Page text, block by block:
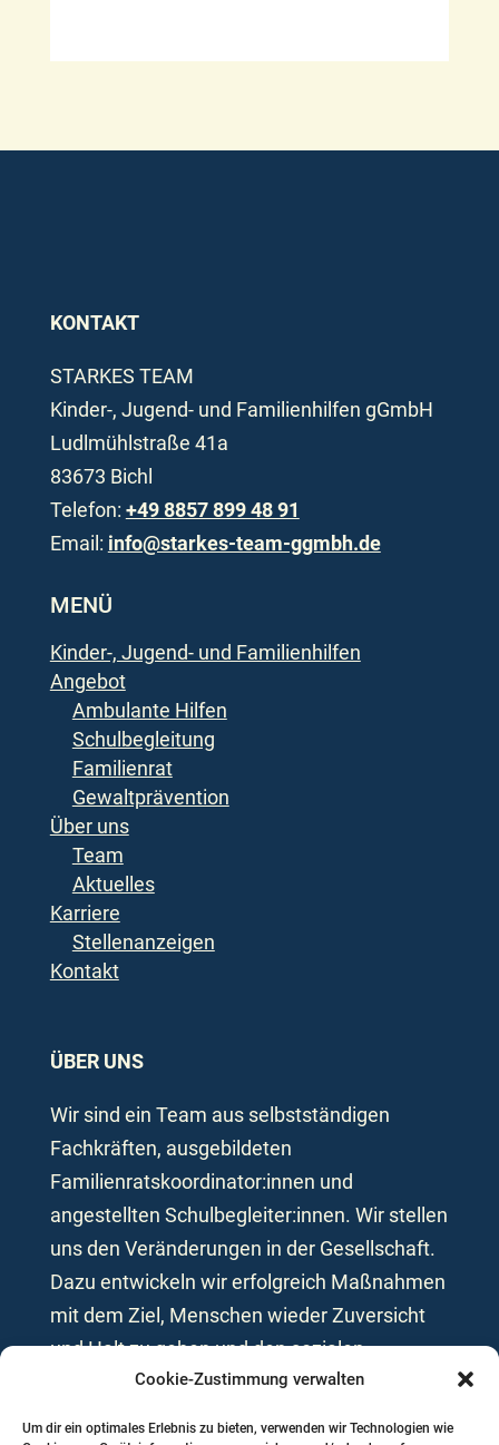
Cookie-Zustimmung verwalten
Um dir ein optimales Erlebnis zu bieten, verwenden wir Technologien wie
KONTAKT
STARKES TEAM
Kinder-, Jugend- und Familienhilfen gGmbH
Ludlmühlstraße 41a
83673 Bichl
Telefon: +49 8857 899 48 91
Email: info@starkes-team-ggmbh.de
MENÜ
Kinder-, Jugend- und Familienhilfen
Angebot
Ambulante Hilfen
Schulbegleitung
Familienrat
Gewaltprävention
Über uns
Team
Aktuelles
Karriere
Stellenanzeigen
Kontakt
ÜBER UNS
Wir sind ein Team aus selbstständigen
Fachkräften, ausgebildeten
Familienratskoordinator:innen und
angestellten Schulbegleiter:innen. Wir stellen
uns den Veränderungen in der Gesellschaft.
Dazu entwickeln wir erfolgreich Maßnahmen
mit dem Ziel, Menschen wieder Zuversicht
und Halt zu geben und den sozialen
Zusammenhalt zu fördern.